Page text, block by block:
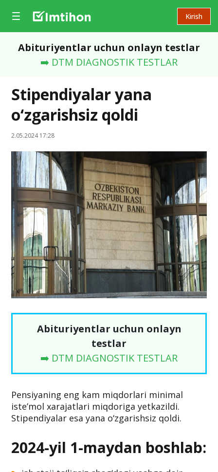
Kirish
Abituriyentlar uchun onlayn testlar
➡️ DTM DIAGNOSTIK TESTLAR
Stipendiyalar yana
o‘zgarishsiz qoldi
2.05.2024 17:28
Abituriyentlar uchun onlayn
testlar
➡️ DTM DIAGNOSTIK TESTLAR
Pensiyaning eng kam miqdorlari minimal
iste’mol xarajatlari miqdoriga yetkazildi.
Stipendiyalar esa yana o‘zgarishsiz qoldi.
2024-yil 1-maydan boshlab: